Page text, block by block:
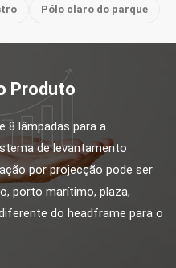
Pólo claro do parque
Produto
8 lâmpadas para a
de levantamento
por projecção pode ser
porto marítimo, plaza,
do headframe para o